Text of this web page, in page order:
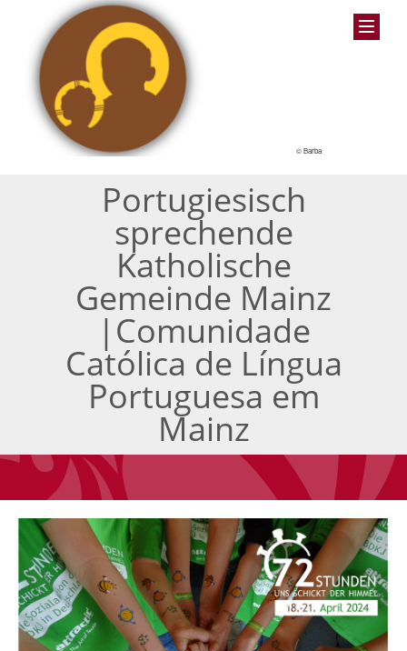
© Barba
Portugiesisch
sprechende
Katholische
Gemeinde Mainz
|Comunidade
Católica de Língua
Portuguesa em
Mainz